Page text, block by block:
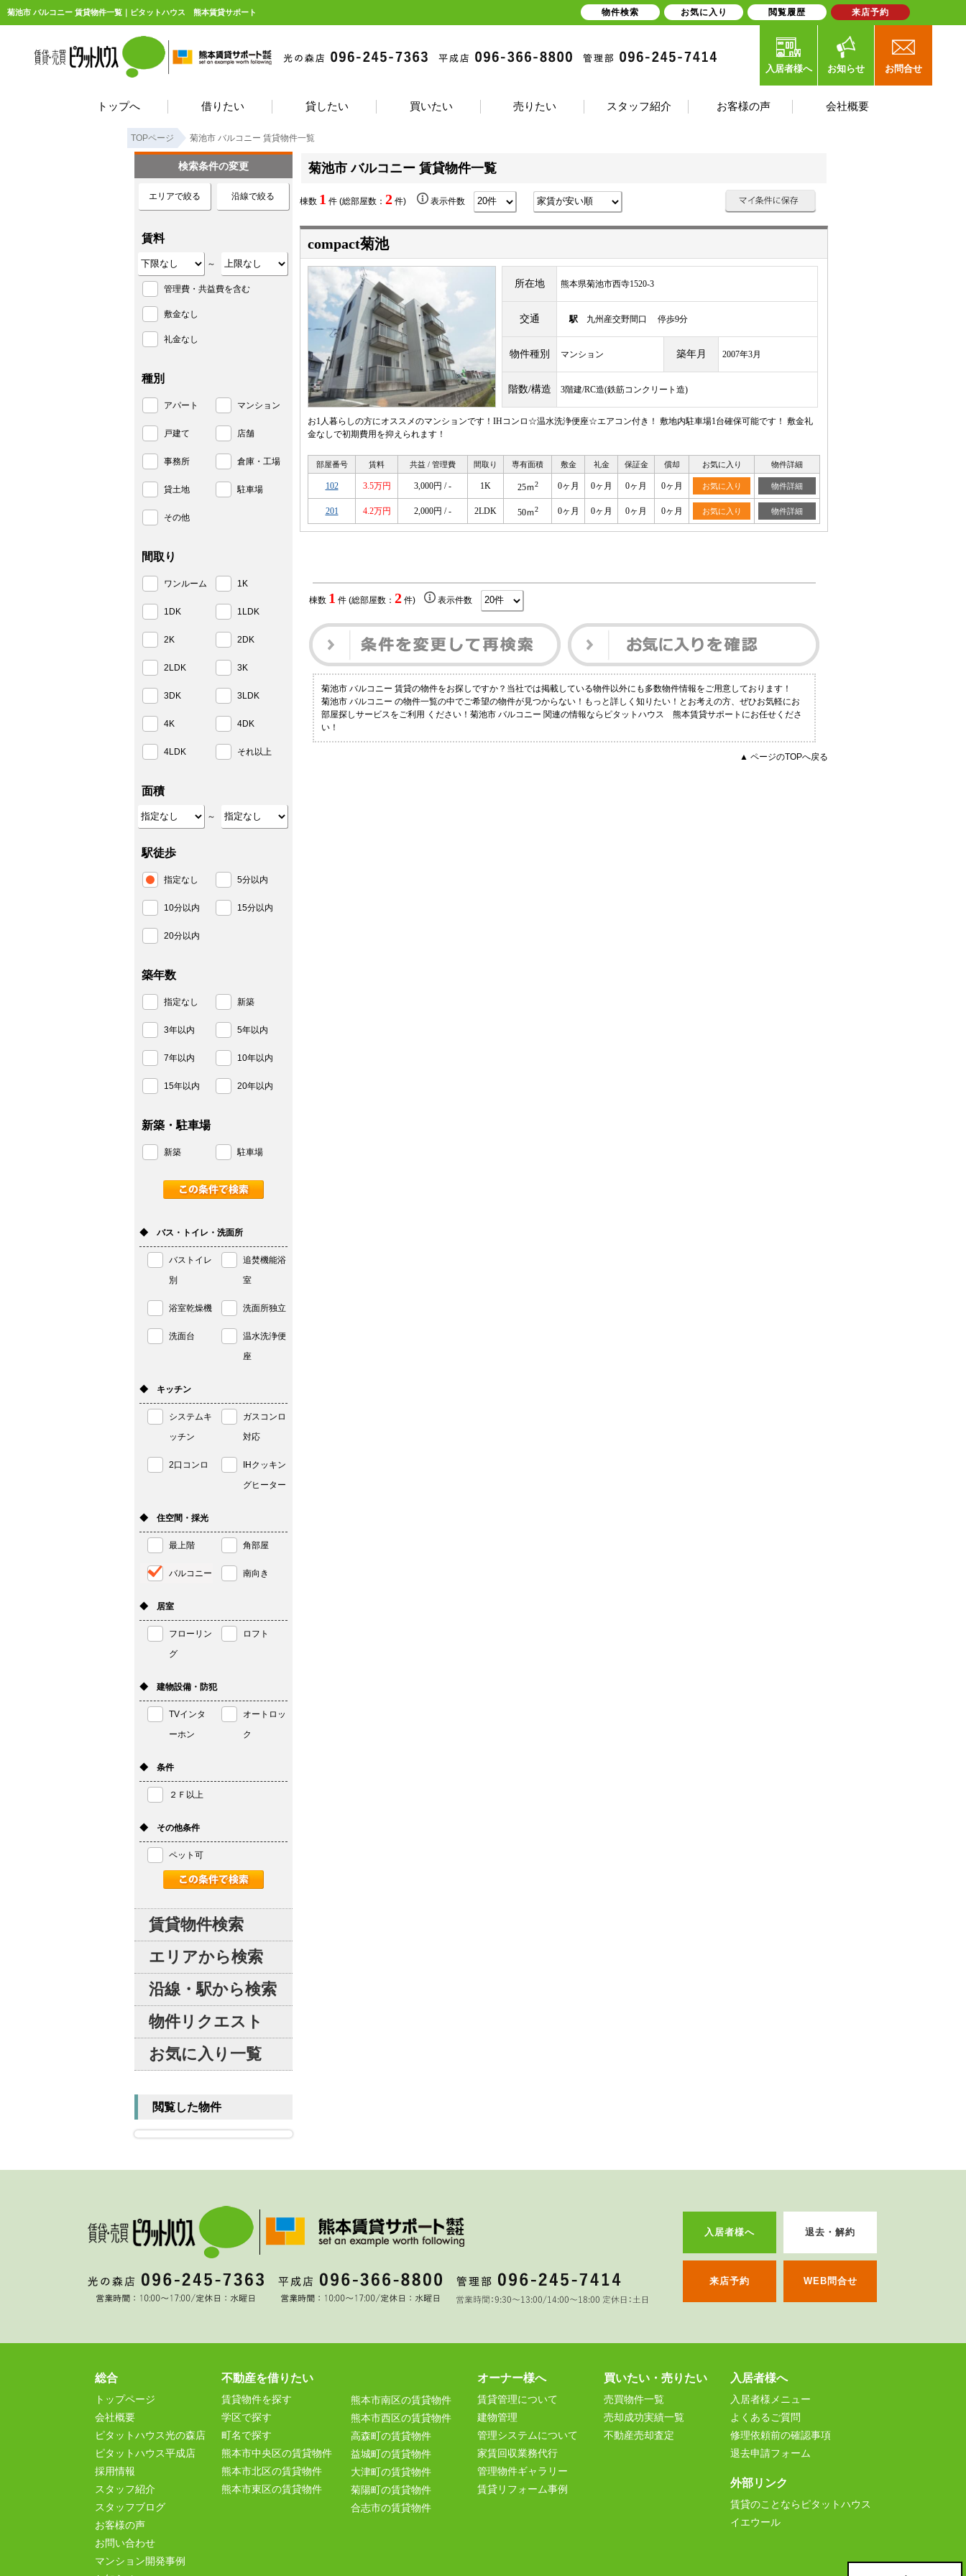
菊池市 バルコニー 賃貸物件一覧｜ピタットハウス 熊本賃貸サポート
入居者様へ お知らせ お問合せ
トップへ 借りたい 貸したい 買いたい 売りたい スタッフ紹介 お客様の声 会社概要
TOPページ 菊池市 バルコニー 賃貸物件一覧
菊池市 バルコニー 賃貸物件一覧
棟数 1 件 (総部屋数： 2 件) 表示件数
compact菊池
所在地 熊本県菊池市西寺1520-3
交通 駅 九州産交野間口 停歩9分
物件種別 マンション 築年月 2007年3月
階数/構造 3階建/RC造(鉄筋コンクリート造)
お1人暮らしの方にオススメのマンションです！IHコンロ☆温水洗浄便座☆エアコン付き！ 敷地内駐車場1台確保可能です！ 敷金礼
金なしで初期費用を抑えられます！
部屋番号 賃料 共益 / 管理費 間取り 専有面積 敷金 礼金 保証金 償却 お気に入り 物件詳細
102 3.5万円 3,000円 / - 1K 25ｍ2 0ヶ月 0ヶ月 0ヶ月 0ヶ月 お気に入り 物件詳細
201 4.2万円 2,000円 / - 2LDK 50ｍ2 0ヶ月 0ヶ月 0ヶ月 0ヶ月 お気に入り 物件詳細
棟数 1 件 (総部屋数： 2件) 表示件数
菊池市 バルコニー 賃貸の物件をお探しですか？当社では掲載している物件以外にも多数物件情報をご用意しております！
菊池市 バルコニー の物件一覧の中でご希望の物件が見つからない！もっと詳しく知りたい！とお考えの方、ぜひお気軽にお
部屋探しサービスをご利用 ください！菊池市 バルコニー 関連の情報ならピタットハウス 熊本賃貸サポートにお任せくださ
い！
▲ ページのTOPへ戻る
検索条件の変更
エリアで絞る 沿線で絞る
賃料
～
管理費・共益費を含む
敷金なし
礼金なし
種別
アパート マンション
戸建て 店舗
事務所 倉庫・工場
貸土地 駐車場
その他
間取り
ワンルーム 1K
1DK 1LDK
2K 2DK
2LDK 3K
3DK 3LDK
4K 4DK
4LDK それ以上
面積
～
駅徒歩
指定なし 5分以内
10分以内 15分以内
20分以内
築年数
指定なし 新築
3年以内 5年以内
7年以内 10年以内
15年以内 20年以内
新築・駐車場
新築 駐車場
◆ バス・トイレ・洗面所
バストイレ
別
追焚機能浴
室
浴室乾燥機 洗面所独立
洗面台
温水洗浄便
座
◆ キッチン
システムキ
ッチン
ガスコンロ
対応
2口コンロ
IHクッキン
グヒーター
◆ 住空間・採光
最上階 角部屋
バルコニー 南向き
◆ 居室
フローリン
グ
ロフト
◆ 建物設備・防犯
TVインタ
ーホン
オートロッ
ク
◆ 条件
２Ｆ以上
◆ その他条件
ペット可
賃貸物件検索
エリアから検索
沿線・駅から検索
物件リクエスト
お気に入り一覧
閲覧した物件
入居者様へ 退去・解約
来店予約 WEB問合せ
総合
トップページ
会社概要
ピタットハウス光の森店
ピタットハウス平成店
採用情報
スタッフ紹介
スタッフブログ
お客様の声
お問い合わせ
マンション開発事例
不動産を借りたい
賃貸物件を探す
学区で探す
町名で探す
熊本市中央区の賃貸物件
熊本市北区の賃貸物件
熊本市東区の賃貸物件
熊本市南区の賃貸物件
熊本市西区の賃貸物件
高森町の賃貸物件
益城町の賃貸物件
大津町の賃貸物件
菊陽町の賃貸物件
合志市の賃貸物件
オーナー様へ
賃貸管理について
建物管理
管理システムについて
家賃回収業務代行
管理物件ギャラリー
賃貸リフォーム事例
買いたい・売りたい
売買物件一覧
売却成功実績一覧
不動産売却査定
入居者様へ
入居者様メニュー
よくあるご質問
修理依頼前の確認事項
退去申請フォーム
外部リンク
賃貸のことならピタットハウス
イエウール
物件検索 お気に入り 閲覧履歴 来店予約